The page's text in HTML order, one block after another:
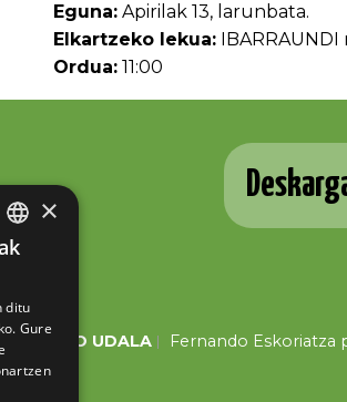
Eguna: Apirilak 13, larunbata.
Elkartzeko lekua: IBARRAUNDI
Ordua: 11:00
UDALA Fernando Eskoriatza
BASQUE
SPANISH
×
ditu
Gure